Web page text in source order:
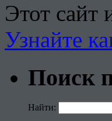
Этот сайт
Узнайте
Поиск
Найти: